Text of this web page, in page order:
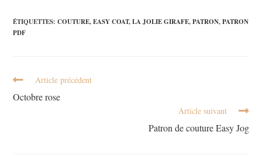
ÉTIQUETTES:COUTURE, EASY COAT, LA JOLIE GIRAFE, PATRON, PATRON
PDF
Article précédent
Octobre rose
Article suivant
Patron de couture Easy Jog